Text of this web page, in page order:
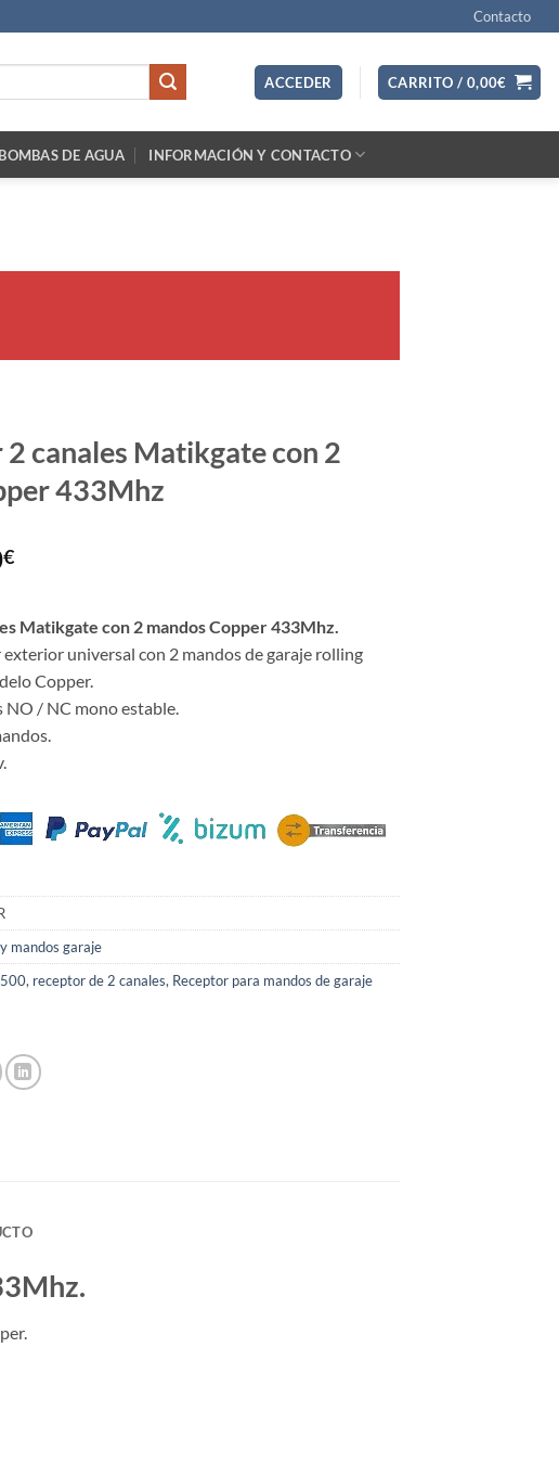
Contacto
ACCEDER CARRITO / 0,00€
BOMBAS DE AGUA INFORMACIÓN Y CONTACTO
canales Matikgate con 2
433Mhz
€El
es:
72,60€.
Matikgate con 2 mandos Copper 433Mhz.
universal con 2 mandos de garaje rolling
Copper.
NO / NC mono estable.
mandos garaje
, receptor de 2 canales, Receptor para mandos de garaje